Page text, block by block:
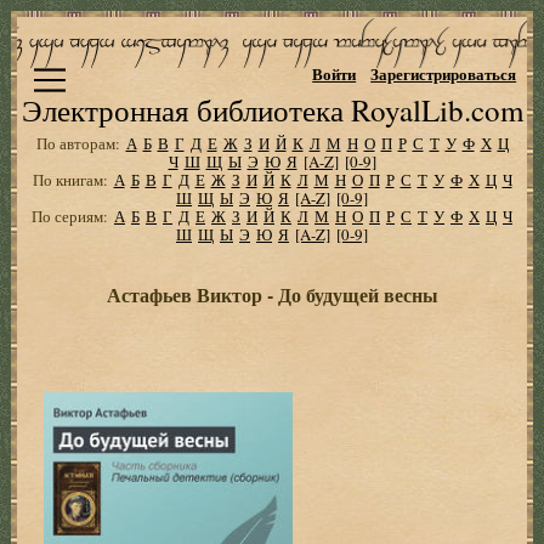
Электронная библиотека RoyalLib.com
Войти Зарегистрироваться
По авторам: А Б В Г Д Е Ж З И Й К Л М Н О П Р С Т У Ф Х Ц
Ч Ш Щ Ы Э Ю Я [A-Z] [0-9]
По книгам: А Б В Г Д Е Ж З И Й К Л М Н О П Р С Т У Ф Х Ц Ч
Ш Щ Ы Э Ю Я [A-Z] [0-9]
По сериям: А Б В Г Д Е Ж З И Й К Л М Н О П Р С Т У Ф Х Ц Ч
Ш Щ Ы Э Ю Я [A-Z] [0-9]
Астафьев Виктор - До будущей весны